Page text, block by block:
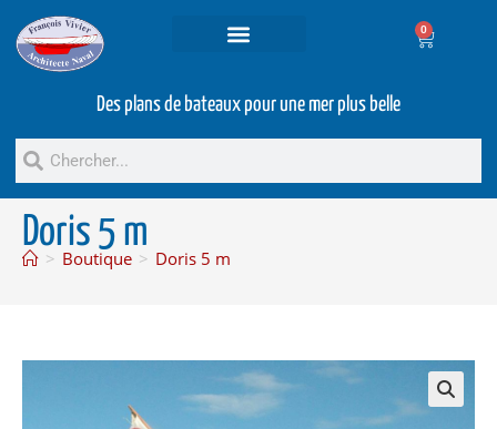
0
Des plans de bateaux pour une mer plus belle
Doris 5 m
> Boutique > Doris 5 m